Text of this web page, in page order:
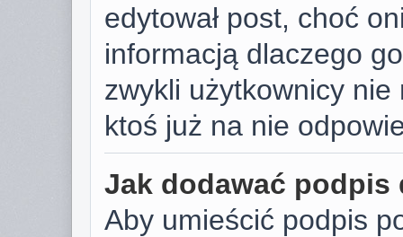
edytował post, choć
informacją dlaczego
zwykli użytkownicy
ktoś już na nie
Jak dodawać
Aby umieścić podpis